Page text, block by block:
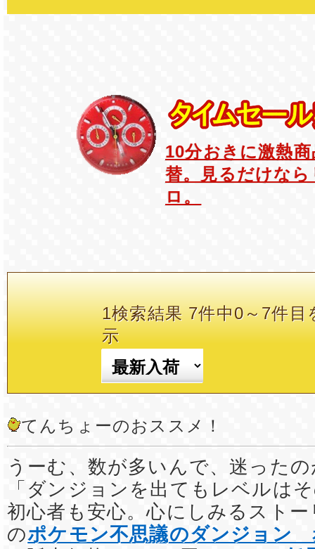
10分おきに激熱
替。見るだけな
ロ。
1検索結果 7件中0～7件目
示
てんちょーのおススメ！
うーむ、数が多いんで、迷った
「ダンジョンを出てもレベルは
初心者も安心。心にしみるスト
のポケモン不思議のダンジョン